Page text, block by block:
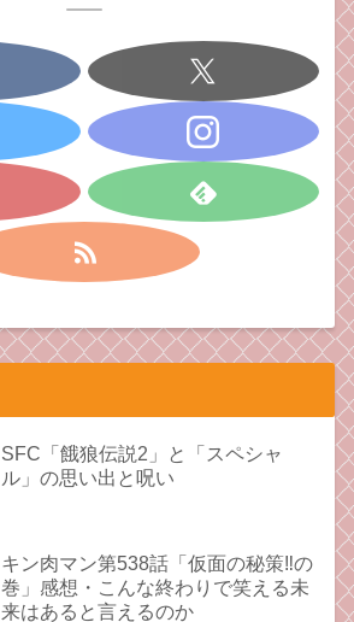
SFC「餓狼伝説2」と「スペシャ
ル」の思い出と呪い
キン肉マン第538話「仮面の秘策‼︎の
巻」感想・こんな終わりで笑える未
来はあると言えるのか